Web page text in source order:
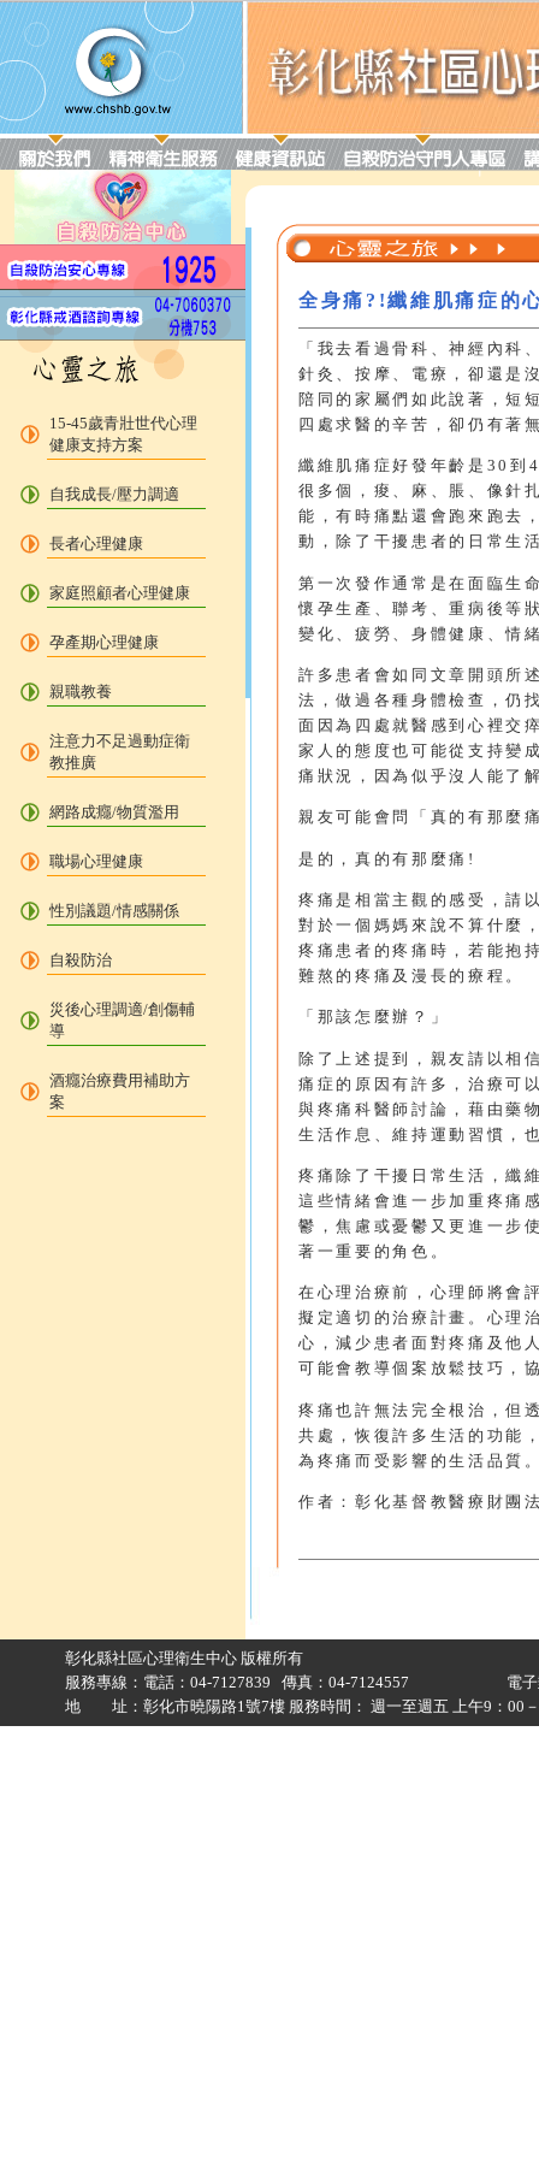
15-45歲青壯世代心理
健康支持方案
自我成長/壓力調適
長者心理健康
家庭照顧者心理健康
孕產期心理健康
親職教養
注意力不足過動症衛
教推廣
網路成癮/物質濫用
職場心理健康
性別議題/情感關係
自殺防治
災後心理調適/創傷輔
導
酒癮治療費用補助方
案
全身痛?!纖維肌痛症的
「我去看過骨科、神經內科
針灸、按摩、電療，卻還是
陪同的家屬們如此說著，
四處求醫的辛苦，卻仍有著
纖維肌痛症好發年齡是30到
很多個，痠、麻、脹、像針
能，有時痛點還會跑來跑去
動，除了干擾患者的日常生
第一次發作通常是在面臨生
懷孕生產、聯考、重病後等
變化、疲勞、身體健康、情
許多患者會如同文章開頭所
法，做過各種身體檢查，仍
面因為四處就醫感到心裡交
家人的態度也可能從支持變
痛狀況，因為似乎沒人能了
親友可能會問「真的有那麼
是的，真的有那麼痛!
疼痛是相當主觀的感受，請
對於一個媽媽來說不算什麼
疼痛患者的疼痛時，若能抱
難熬的疼痛及漫長的療程。
「那該怎麼辦？」
除了上述提到，親友請以相
痛症的原因有許多，治療可
與疼痛科醫師討論，藉由藥
生活作息、維持運動習慣，
疼痛除了干擾日常生活，纖
這些情緒會進一步加重疼痛
鬱，焦慮或憂鬱又更進一步
著一重要的角色。
在心理治療前，心理師將會
擬定適切的治療計畫。心理
心，減少患者面對疼痛及他
可能會教導個案放鬆技巧，
疼痛也許無法完全根治，但
共處，恢復許多生活的功能
為疼痛而受影響的生活品質
作者：彰化基督教醫療財團
彰化縣社區心理衛生中心 版權所有
服務專線：電話：04-7127839 傳真：04-7124557 電子
地 址：彰化市曉陽路1號7樓 服務時間： 週一至週五 上午9：00－